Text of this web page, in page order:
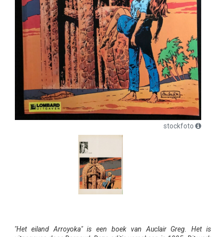
stockfoto
"Het eiland Arroyoka" is een boek van Auclair Greg. Het is